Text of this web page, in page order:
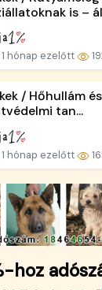
is –
1 hónap ezelőtt
/ Hőhullám
tan...
1 hónap ezelőtt
hoz